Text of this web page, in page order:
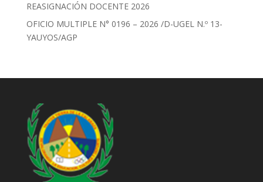
REASIGNACIÓN DOCENTE 2026
OFICIO MULTIPLE N° 0196 – 2026 /D-UGEL N.º 13-
YAUYOS/AGP